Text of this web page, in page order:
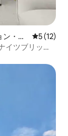
・ア
レビュー
5 (12)
イツブリッジ